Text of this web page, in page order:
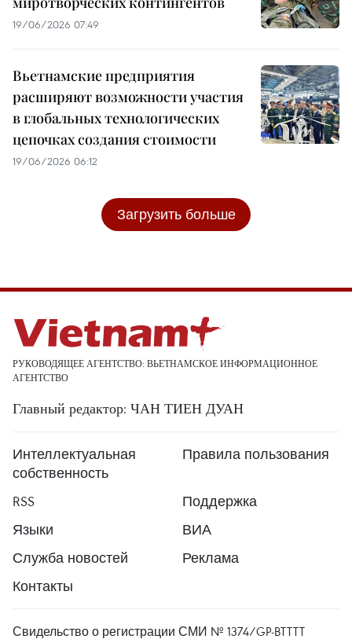
19/06/2026 07:49
Вьетнамские предприятия
расширяют возможности участия
в глобальных технологических
цепочках создания стоимости
19/06/2026 06:12
Загрузить больше
РУКОВОДЯЩЕЕ АГЕНТСТВО: ВЬЕТНАМСКОЕ ИНФОРМАЦИОННОЕ
АГЕНТСТВО
Главный редактор: ЧАН ТИЕН ДУАН
Интеллектуальная
собственность
Правила пользования
RSS
Поддержка
Языки
ВИА
Служба новостей
Реклама
Контакты
Свидельство о регистрации СМИ № 1374/GP-BTTTT